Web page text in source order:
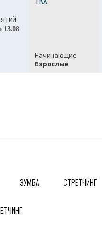
13.08
Начинающие
Взрослые
ЗУМБА СТРЕТЧИНГ